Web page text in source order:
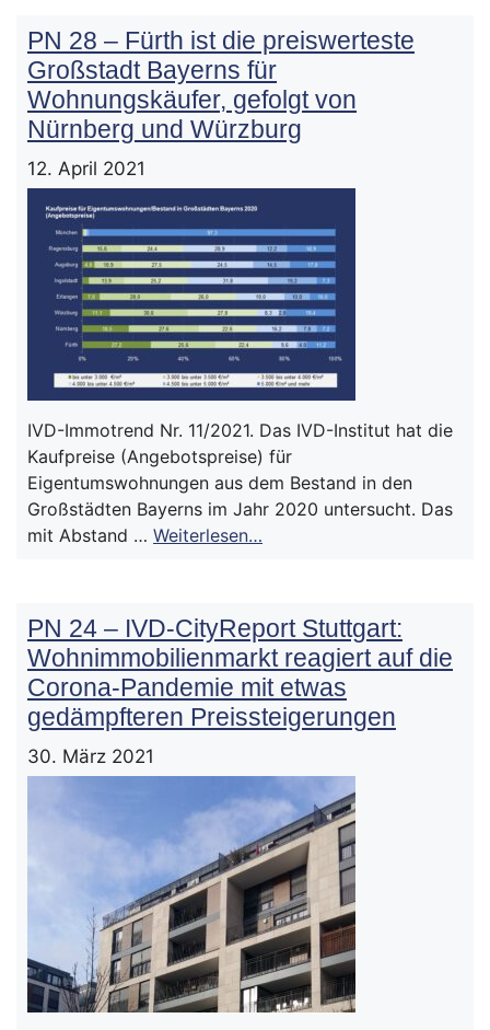
PN 28 – Fürth ist die preiswerteste
Großstadt Bayerns für
Wohnungskäufer, gefolgt von
Nürnberg und Würzburg
12. April 2021
IVD-Immotrend Nr. 11/2021. Das IVD-Institut hat die
Kaufpreise (Angebotspreise) für
Eigentumswohnungen aus dem Bestand in den
Großstädten Bayerns im Jahr 2020 untersucht. Das
mit Abstand … Weiterlesen…
PN 24 – IVD-CityReport Stuttgart:
Wohnimmobilienmarkt reagiert auf die
Corona-Pandemie mit etwas
gedämpfteren Preissteigerungen
30. März 2021